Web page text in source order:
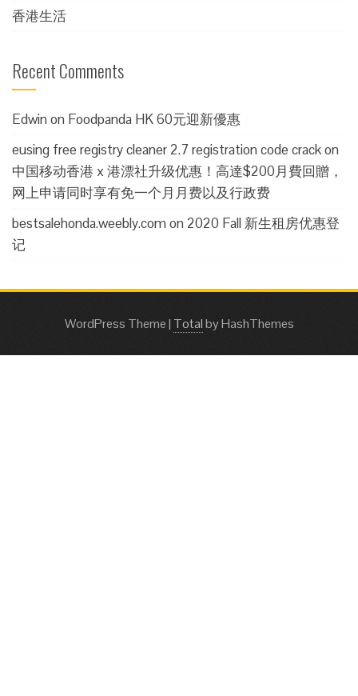
香港生活
Recent Comments
Edwinon Foodpanda HK 60元迎新優惠
eusing free registry cleaner 2.7 registration code crackon
中国移动香港 x 港漂社升级优惠！高達$200月費回贈，
网上申请同时享有免一个月月费以及行政费
bestsalehonda.weebly.comon2020 Fall 新生租房优惠登
记
WordPress Theme| Totalby HashThemes